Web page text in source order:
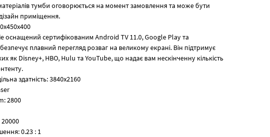
тумби оговорюється на момент замовлення та може бути
приміщення.
оснащений сертифікованим Android TV 11.0, Google Play та
плавний перегляд розваг на великому екрані. Він підтримує
як Disney+, HBO, Hulu та YouTube, що надає вам нескінченну кількість
здатність: 3840х2160
2800
0.23 : 1